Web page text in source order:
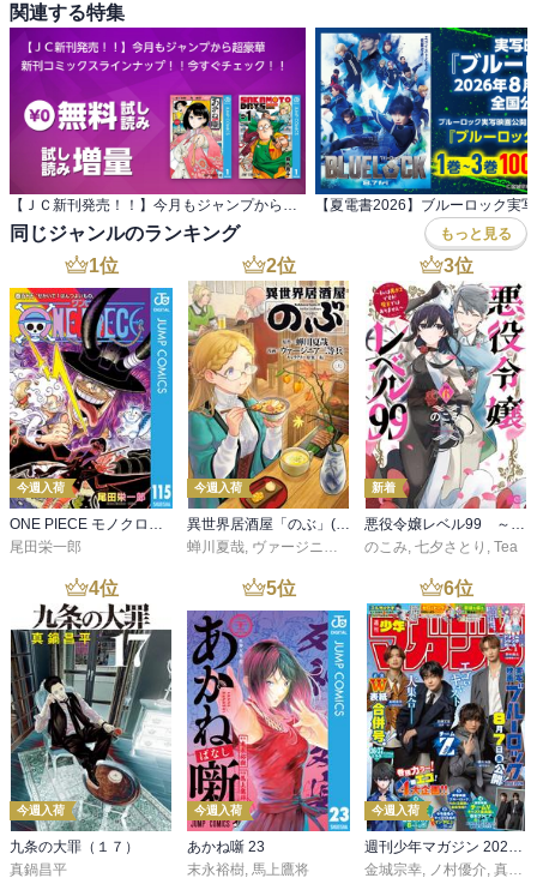
関連する特集
同じジャンルのランキング もっと見る
1位
今週入荷
ONE PIECE モノクロ版 115
尾田栄一郎
2位
今週入荷
異世界居酒屋「のぶ」(22)
蝉川夏哉, ヴァージニア二等兵 ,転
3位
新着
悪役令嬢レベル99 ～私は裏ボスですが魔王ではありません～ その６
のこみ, 七夕さとり , Tea
4位
今週入荷
九条の大罪（１７）
真鍋昌平
5位
今週入荷
あかね噺 23
末永裕樹, 馬上鷹将
6位
今週入荷
週刊少年マガジン 2026年36・37号[2026年8月5日発売]
金城宗幸, ノ村優介, 真島ヒロ